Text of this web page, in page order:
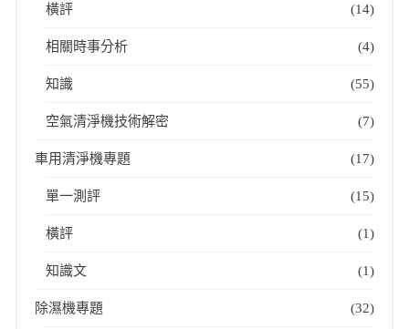
橫評 (14)
相關時事分析 (4)
知識 (55)
空氣清淨機技術解密 (7)
車用清淨機專題 (17)
單一測評 (15)
橫評 (1)
知識文 (1)
除濕機專題 (32)